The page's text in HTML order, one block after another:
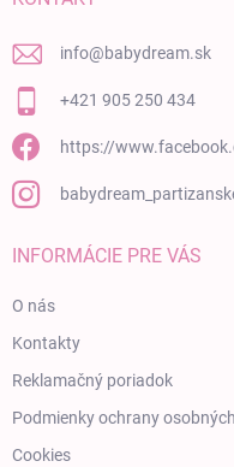
info@babydream.sk
+421 905 250 434
https://
INFORMÁCIE PRE VÁS
O nás
Kontakty
Reklamačný poriadok
Podmienky ochrany
Cookies